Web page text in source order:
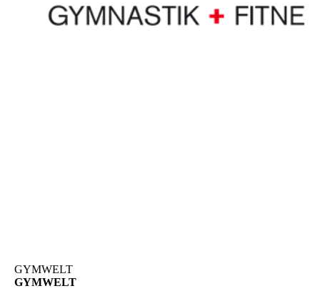
GYMWELT
GYMWELT